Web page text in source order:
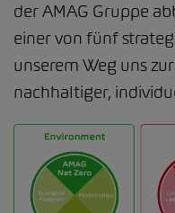
der AMAG Gruppe
einer von fünf
unserem Weg uns
nachhaltiger,